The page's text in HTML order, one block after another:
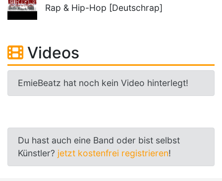
Rap & Hip-Hop [Deutschrap]
Videos
EmieBeatz hat noch kein Video hinterlegt!
Du hast auch eine Band oder bist selbst
Künstler? jetzt kostenfrei registrieren!